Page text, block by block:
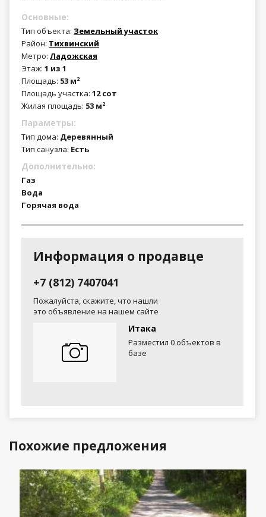
Основные:
Тип объекта: Земельный участок
Район: Тихвинский
Метро: Ладожская
Этаж: 1 из 1
Площадь: 53 м2
Площадь участка: 12 сот
Жилая площадь: 53 м2
Параметры:
Тип дома: Деревянный
Тип санузла: Есть
Дополнительно:
Газ
Вода
Горячая вода
Информация о продавце
+7 (812) 7407041
Пожалуйста, скажите, что нашли
это объявление на нашем сайте
Итака
Разместил 0 объектов в
базе
Похожие предложения